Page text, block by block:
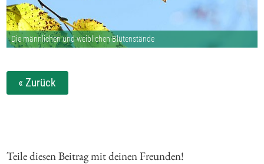
Die männlichen und weiblichen Blütenstände
« Zurück
Teile diesen Beitrag mit deinen Freunden!